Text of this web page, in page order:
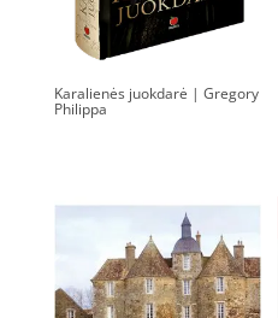
Karalienės juokdarė | Gregory
Philippa